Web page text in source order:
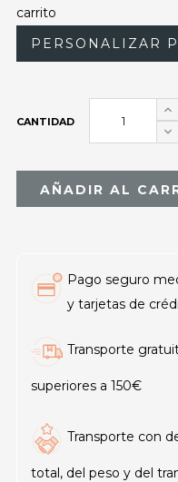
carrito
PERSONALIZAR
CANTIDAD
AÑADIR AL
Pago seguro
y tarjetas de
Transporte
superiores a 150€
Transporte con
total, del peso y del